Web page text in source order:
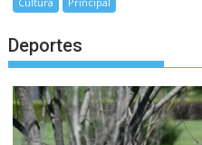
Deportes